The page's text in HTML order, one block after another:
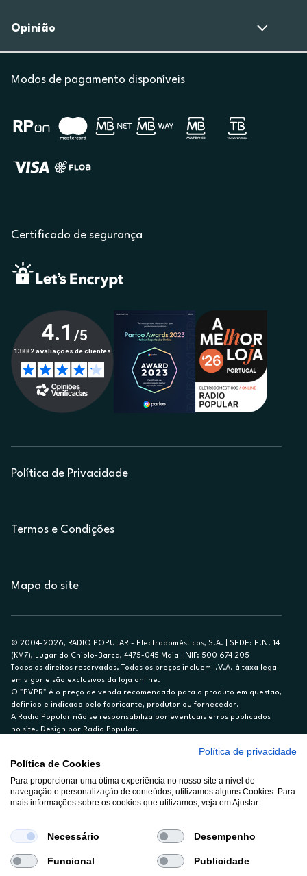
Opinião
Modos de pagamento disponíveis
Certificado de segurança
Política de Privacidade
Termos e Condições
Mapa do site
© 2004-2026, RADIO POPULAR - Electrodomésticos, S.A. | SEDE: E.N. 14
(KM7), Lugar do Chiolo-Barca, 4475-045 Maia | NIF: 500 674 205
Todos os direitos reservados. Todos os preços incluem I.V.A. à taxa legal
em vigor e são exclusivos da loja online.
O "PVPR" é o preço de venda recomendado para o produto em questão,
definido e indicado pelo fabricante, produtor ou fornecedor.
A Radio Popular não se responsabiliza por eventuais erros publicados
no site. Design por Radio Popular.
Ex. para limite de crédito de €1.500, reembolsado em 12 meses, TAN
14,79%.
Crédito sujeito a aprovação pelo Cetelem, marca BNP Paribas Personal
Finance, S.A., Sucursal em Portugal. Informe-se no 21 721 90 00 (dias
A Rádio Popular – Eletrodomésticos S.A. (Registo BdP848) atua como
intermediário de crédito a título acessório e com exclusividade (registo
BdP 2314.)
Política de privacidade
Política de Cookies
Para proporcionar uma ótima experiência no nosso site a nivel de
navegação e personalização de conteúdos, utilizamos alguns Cookies. Para
mais informações sobre os cookies que utilizamos, veja em Ajustar.
Necessário Desempenho
Funcional Publicidade